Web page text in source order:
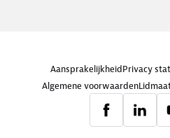
AansprakelijkheidPrivacy
Algemene voorwaarden